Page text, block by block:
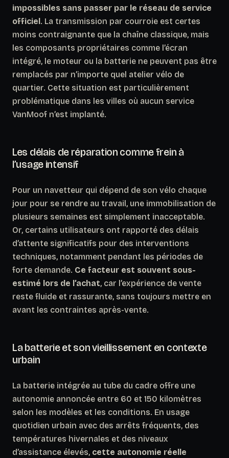
impossibles sans passer par le réseau de service
officiel. La transmission par courroie est certes
moins contraignante que la chaîne classique, mais
les composants propriétaires comme l’écran
intégré, le moteur ou la batterie ne peuvent pas être
remplacés par n’importe quel atelier vélo de
quartier. Cette situation est particulièrement
problématique dans les villes où aucun service
VanMoof n’est implanté.
Les délais de réparation comme frein à
l’usage intensif
Pour un navetteur qui dépend de son vélo chaque
jour pour se rendre au travail, une immobilisation de
plusieurs semaines est simplement inacceptable.
Or, certains utilisateurs ont rapporté des délais
d’attente significatifs pour des interventions
techniques, notamment pendant les périodes de
forte demande. Ce facteur est souvent sous-
estimé lors de l’achat, car l’expérience de vente
reste fluide et rassurante, sans toujours mettre en
avant les contraintes après-vente.
La batterie et son vieillissement en contexte
urbain
La batterie intégrée au tube du cadre offre une
autonomie annoncée entre 60 et 150 kilomètres
selon les modèles et les conditions. En usage
quotidien urbain avec des arrêts fréquents, des
températures hivernales et des niveaux
d’assistance élevés, cette autonomie réelle